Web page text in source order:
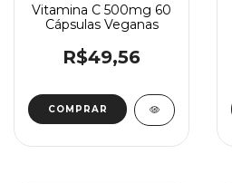
Vitamina C 500mg 60
Cápsulas Veganas
R$49,56